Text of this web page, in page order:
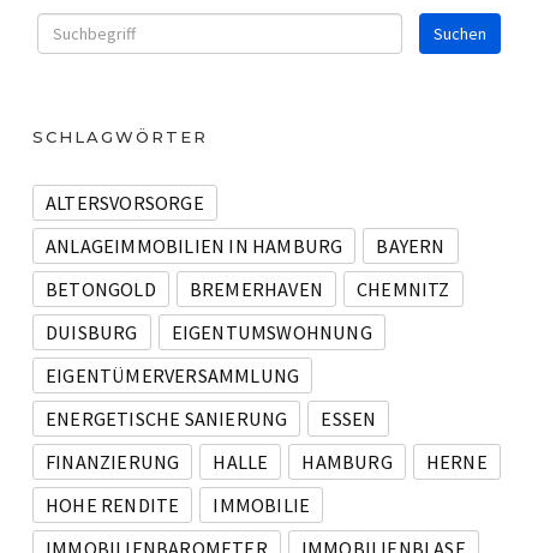
SCHLAGWÖRTER
ALTERSVORSORGE
ANLAGEIMMOBILIEN IN HAMBURG
BAYERN
BETONGOLD
BREMERHAVEN
CHEMNITZ
DUISBURG
EIGENTUMSWOHNUNG
EIGENTÜMERVERSAMMLUNG
ENERGETISCHE SANIERUNG
ESSEN
FINANZIERUNG
HALLE HAMBURG
HERNE
HOHE RENDITE
IMMOBILIE
IMMOBILIENBAROMETER
IMMOBILIENBLASE